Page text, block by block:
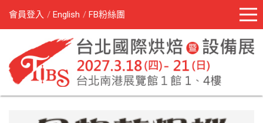
會員登入 English FB粉絲團